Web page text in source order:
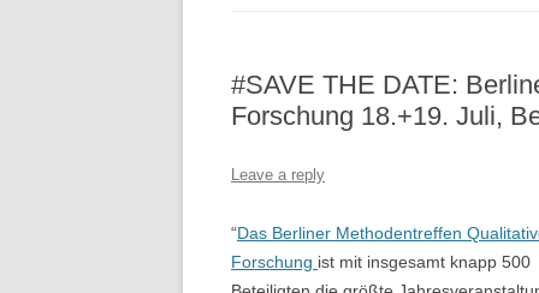
#SAVE THE DATE:
Forschung 18.+19. Juli,
Leave a reply
“Das Berliner Methodentreffen
Forschung ist mit insgesamt knapp 500